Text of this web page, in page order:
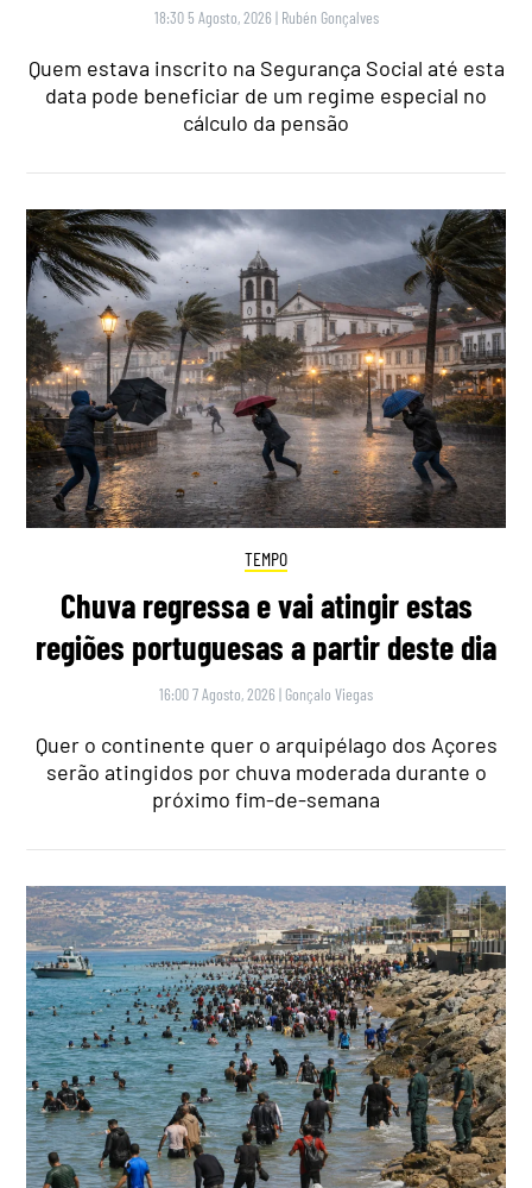
18:30 5 Agosto, 2026 | Rubén Gonçalves
Quem estava inscrito na Segurança Social até esta
data pode beneficiar de um regime especial no
cálculo da pensão
TEMPO
Chuva regressa e vai atingir estas
regiões portuguesas a partir deste dia
16:00 7 Agosto, 2026 | Gonçalo Viegas
Quer o continente quer o arquipélago dos Açores
serão atingidos por chuva moderada durante o
próximo fim-de-semana